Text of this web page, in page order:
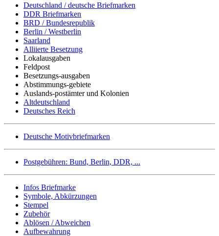
Deutschland / deutsche Briefmarken
DDR Briefmarken
BRD / Bundesrepublik
Berlin / Westberlin
Saarland
Alliierte Besetzung
Lokalausgaben
Feldpost
Besetzungs-ausgaben
Abstimmungs-gebiete
Auslands-postämter und Kolonien
Altdeutschland
Deutsches Reich
Deutsche Motivbriefmarken
Postgebühren: Bund, Berlin, DDR, ...
Infos Briefmarke
Symbole, Abkürzungen
Stempel
Zubehör
Ablösen / Abweichen
Aufbewahrung